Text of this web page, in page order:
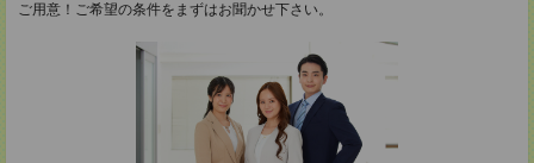
ご用意！ご希望の条件をまずはお聞かせ下さい。